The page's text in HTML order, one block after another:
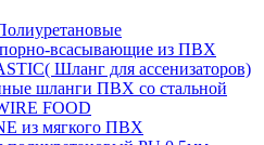
всасывающие из ПВХ
Шланг для ассенизаторов)
шланги ПВХ со стальной
FOOD
из мягкого ПВХ